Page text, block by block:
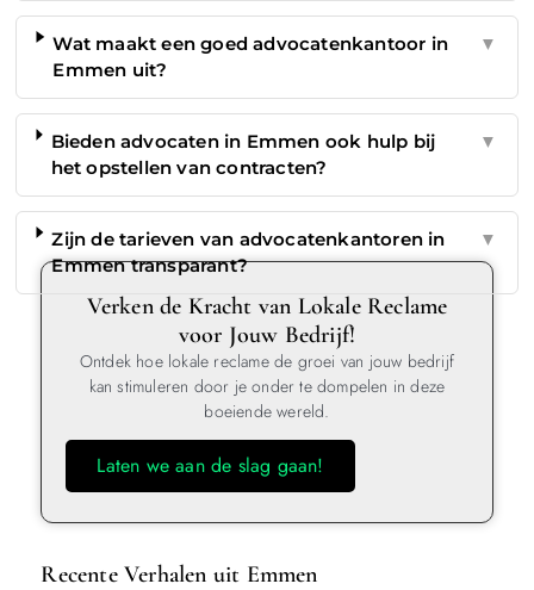
Wat maakt een goed advocatenkantoor in
Emmen uit?
▼
Bieden advocaten in Emmen ook hulp bij
het opstellen van contracten?
▼
Zijn de tarieven van advocatenkantoren in
Emmen transparant?
▼
Verken de Kracht van Lokale Reclame
voor Jouw Bedrijf!
Ontdek hoe lokale reclame de groei van jouw bedrijf
kan stimuleren door je onder te dompelen in deze
boeiende wereld.
Laten we aan de slag gaan!
Recente Verhalen uit Emmen